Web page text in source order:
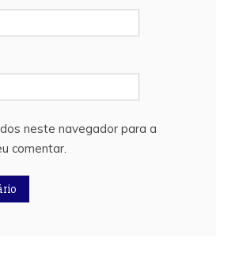
neste navegador para a
comentar.